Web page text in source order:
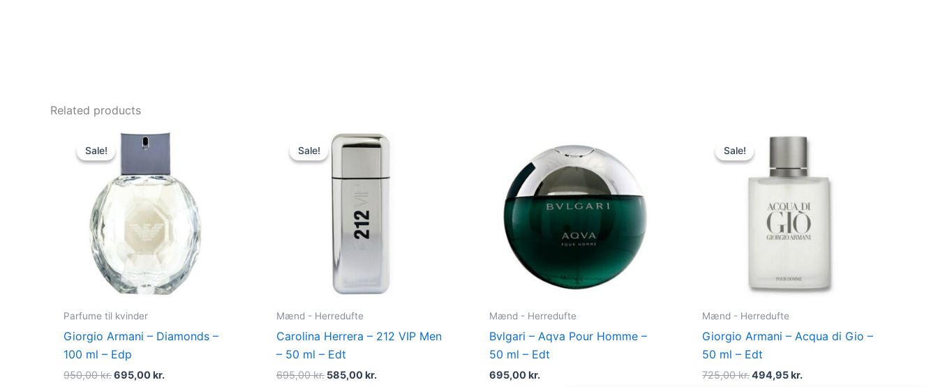
Related products
Sale!
Sale!
Parfume til kvinder
Giorgio Armani – Diamonds –
100 ml – Edp
950,00kr.
Original
was:
695,00kr.
Current
price
is:
695,00 kr..
Sale!
Sale!
Mænd - Herredufte
Carolina Herrera – 212 VIP Men
– 50 ml – Edt
695,00kr.
Original
price
was:
585,00kr.
Current
price
Mænd - Herredufte
Bvlgari – Aqva Pour Homme –
50 ml – Edt
695,00kr.
Sale!
Sale!
Mænd - Herredufte
Giorgio Armani – Acqua di Gio –
50 ml – Edt
725,00kr.
was:
725,00 kr..
494,95kr.
price
494,95 kr..